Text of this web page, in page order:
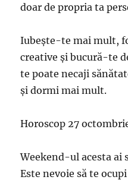
doar de propria ta
Iubește-te mai mult,
creative și bucură-te
te poate necaji
și dormi mai mult.
Horoscop 27
Weekend-ul acesta ai
Este nevoie să te